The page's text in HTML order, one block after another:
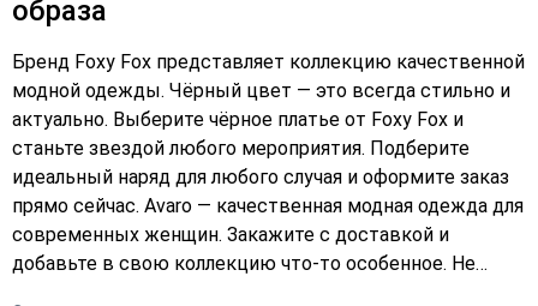
образа
Бренд Foxy Fox представляет коллекцию качественной
модной одежды. Чёрный цвет — это всегда стильно и
актуально. Выберите чёрное платье от Foxy Fox и
станьте звездой любого мероприятия. Подберите
идеальный наряд для любого случая и оформите заказ
прямо сейчас. Avaro — качественная модная одежда для
современных женщин. Закажите с доставкой и
добавьте в свою коллекцию что-то особенное. Не